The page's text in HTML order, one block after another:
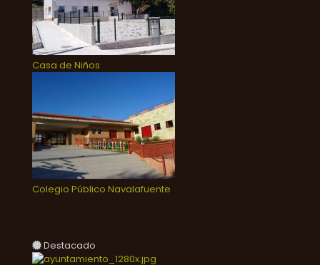
Casa de Niños
Colegio Público Navalafuente
Destacado